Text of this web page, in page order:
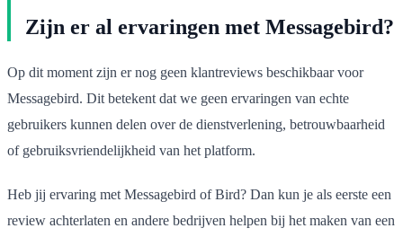
Zijn er al ervaringen met Messagebird?
Op dit moment zijn er nog geen klantreviews beschikbaar voor
Messagebird. Dit betekent dat we geen ervaringen van echte
gebruikers kunnen delen over de dienstverlening, betrouwbaarheid
of gebruiksvriendelijkheid van het platform.
Heb jij ervaring met Messagebird of Bird? Dan kun je als eerste een
review achterlaten en andere bedrijven helpen bij het maken van een